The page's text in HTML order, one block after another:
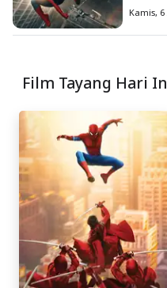
Kamis, 6
Film Tayang Hari